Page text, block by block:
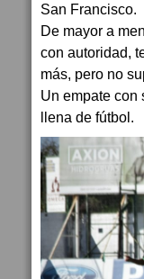
San Francisco.
De mayor a
con autoridad,
más, pero no
Un empate con
llena de fútbol.